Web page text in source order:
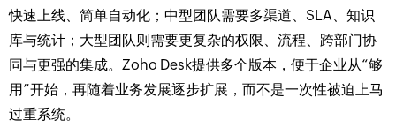
快速上线、简单自动化；中型团队需要多渠道、SLA、知识
库与统计；大型团队则需要更复杂的权限、流程、跨部门协
同与更强的集成。Zoho Desk提供多个版本，便于企业从“够
用”开始，再随着业务发展逐步扩展，而不是一次性被迫上马
过重系统。